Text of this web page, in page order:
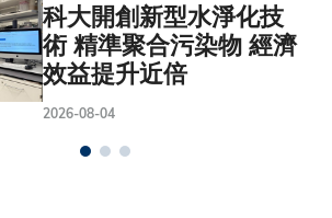
科大開創新型水淨化技
術 精準聚合污染物 經濟
效益提升近倍
2026-08-04